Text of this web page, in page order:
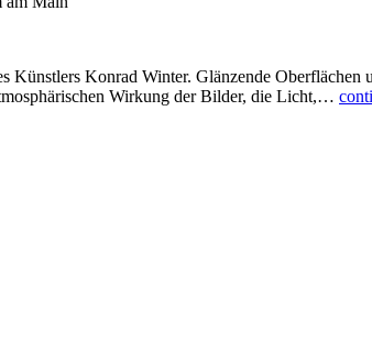
Konrad Winter. Glänzende
Wirkung der Bilder, die Licht,…